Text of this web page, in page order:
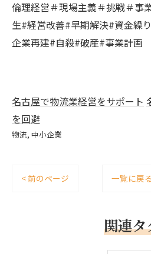
倫理経営＃現場主義＃挑戦＃事
生#経営改善#早期解決#資金繰
企業再建#自殺#破産#事業計画
名古屋で物流業経営をサポート
を回避
物流 中小企業
< 前のページ 一覧に戻る
関連タ